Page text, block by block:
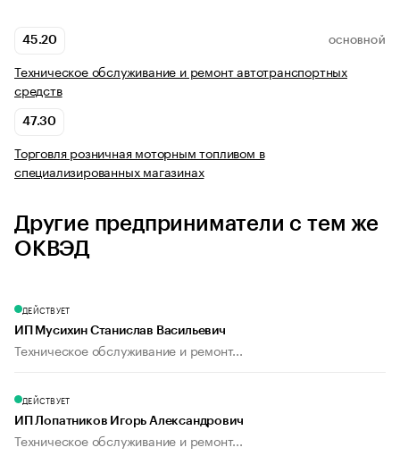
45.20 ОСНОВНОЙ
Техническое обслуживание и ремонт автотранспортных
средств
47.30
Торговля розничная моторным топливом в
специализированных магазинах
Другие предприниматели с тем же
ОКВЭД
ДЕЙСТВУЕТ
ИП Мусихин Станислав Васильевич
Техническое обслуживание и ремонт...
ДЕЙСТВУЕТ
ИП Лопатников Игорь Александрович
Техническое обслуживание и ремонт...